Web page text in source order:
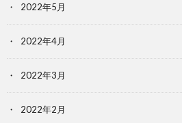
2022年5月
2022年4月
2022年3月
2022年2月